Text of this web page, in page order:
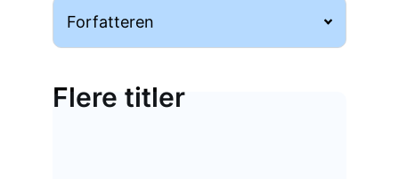
Forfatteren
Flere titler